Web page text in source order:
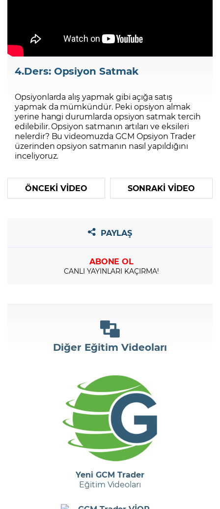
4.Ders: Opsiyon Satmak
Opsiyonlarda alış yapmak gibi açığa satış
yapmak da mümkündür. Peki opsiyon almak
yerine hangi durumlarda opsiyon satmak tercih
edilebilir. Opsiyon satmanın artıları ve eksileri
nelerdir? Bu videomuzda GCM Opsiyon Trader
üzerinden opsiyon satmanın nasıl yapıldığını
inceliyoruz.
ÖNCEKİ VİDEO SONRAKİ VİDEO
PAYLAŞ
ABONE OL
CANLI YAYINLARI KAÇIRMA!
Diğer Eğitim Videoları
Yeni GCM Trader
Eğitim Videoları